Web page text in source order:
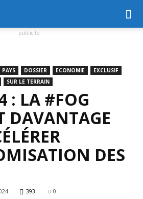
publicité
PAYS DOSSIER ECONOMIE
EXCLUSIF
SUR LE TERRAIN
: LA #FOG
DAVANTAGE
DES
393 0